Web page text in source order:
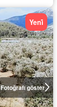
Fotoğrafı göster
Yeni̇